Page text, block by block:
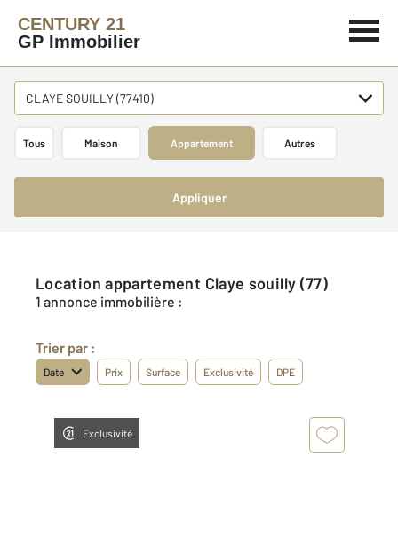
CENTURY 21
GP Immobilier
CLAYE SOUILLY (77410)
Tous Maison Appartement Autres
Appliquer
Location appartement Claye souilly (77)
1 annonce immobilière :
Trier par :
Date Prix Surface Exclusivité DPE
Exclusivité